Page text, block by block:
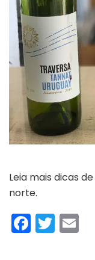
Leia mais dicas
norte.